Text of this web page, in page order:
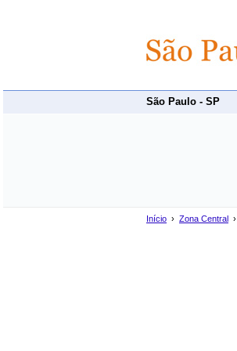
São Paulo - SP
Início › Zona Central ›